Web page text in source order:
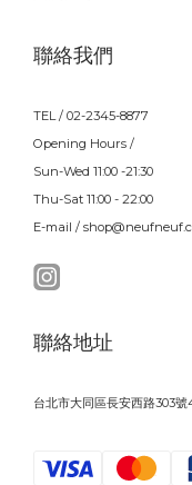
聯絡我們
TEL / 02-2345-8877
Opening Hours /
Sun-Wed 11:00 -21:30
Thu-Sat 11:00 - 22:00
E-mail /
聯絡地址
台北市大同區長安西路303